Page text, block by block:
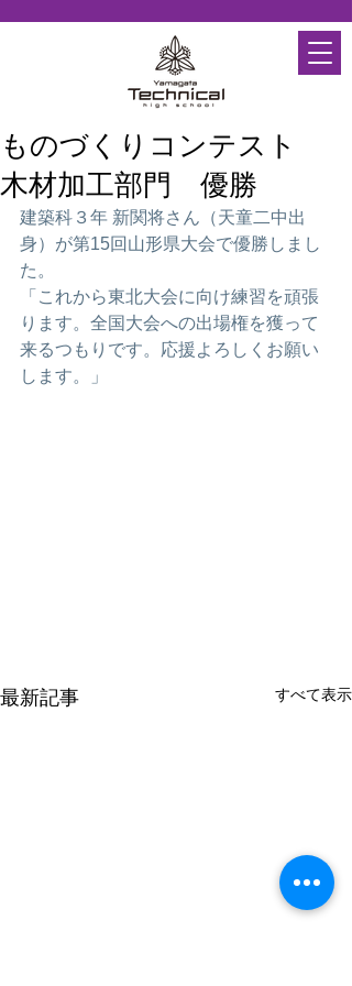
ものづくりコンテスト
木材加工部門 優勝
建築科３年 新関将さん（天童二中出
身）が第15回山形県大会で優勝しまし
た。
「これから東北大会に向け練習を頑張
ります。全国大会への出場権を獲って
来るつもりです。応援よろしくお願い
します。」
最新記事 すべて表示